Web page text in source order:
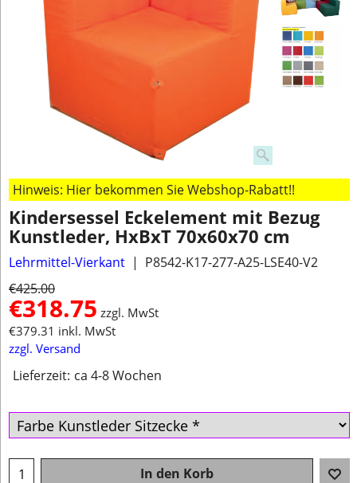
Hinweis: Hier bekommen Sie Webshop-Rabatt!!
Kindersessel Eckelement mit Bezug
Kunstleder, HxBxT 70x60x70 cm
Lehrmittel-Vierkant
P8542-K17-277-A25-LSE40-V2
€425.00
€318.75 zzgl. MwSt
€379.31 inkl. MwSt
zzgl. Versand
Lieferzeit: ca 4-8 Wochen
In den Korb